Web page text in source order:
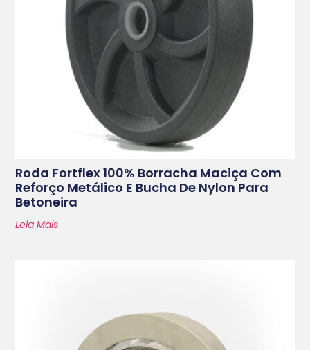
Roda Fortflex 100% Borracha Maciça Com
Reforço Metálico E Bucha De Nylon Para
Betoneira
Leia Mais